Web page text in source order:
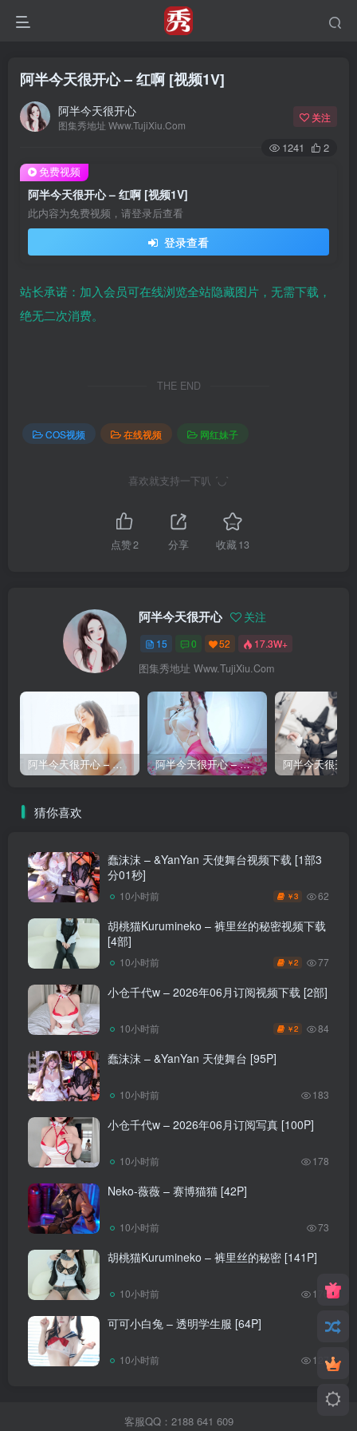
阿半今天很开心 – 红啊 [视频1V]
阿半今天很开心
图集秀地址 Www.TujiXiu.Com
关注
1241 2
阿半今天很开心 – 红啊 [视频1V]
此内容为免费视频，请登录后查看
登录查看
免费视频
站长承诺：加入会员可在线浏览全站隐藏图片，无需下载，
绝无二次消费。
THE END
COS视频 在线视频 网红妹子
喜欢就支持一下叭 ´◡`
点赞2 分享 收藏 13
阿半今天很开心 关注
15 0 52 17.3W+
图集秀地址 Www.TujiXiu.Com
阿半今天很开心 – 私房 阿半今天很开心 – 杀生学院
猜你喜欢
蠢沫沫 – &YanYan 天使舞台视频下载 [1部3
分01秒]
10小时前 ￥3 62
胡桃猫Kurumineko – 裤里丝的秘密视频下载
[4部]
10小时前 ￥2 77
小仓千代w – 2026年06月订阅视频下载 [2部]
10小时前 ￥2 84
蠢沫沫 – &YanYan 天使舞台 [95P]
10小时前 183
小仓千代w – 2026年06月订阅写真 [100P]
10小时前 178
Neko-薇薇 – 赛博猫猫 [42P]
10小时前 73
胡桃猫Kurumineko – 裤里丝的秘密 [141P]
10小时前 176
可可小白兔 – 透明学生服 [64P]
10小时前 127
客服QQ：2188 641 609